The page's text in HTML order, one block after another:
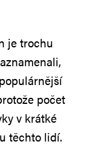
je trochu
počet
v krátké
těchto lidí.